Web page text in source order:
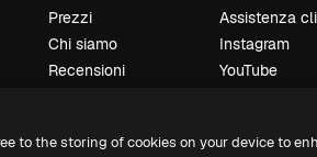
Prezzi
Chi siamo
Recensioni
Blog
Assistenza
Instagram
YouTube
Discord
to the storing of cookies on your device to